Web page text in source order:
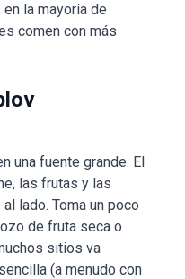
la mayoría de
comen con más
una fuente grande. El
las frutas y las
lado. Toma un poco
de fruta seca o
sitios va
(a menudo con